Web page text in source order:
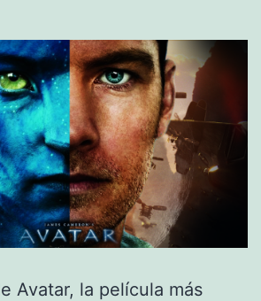
Avatar, la película más